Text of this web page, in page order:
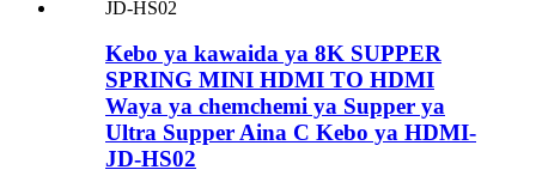
Kebo ya kawaida ya 8K SUPPER
SPRING MINI HDMI TO HDMI
Waya ya chemchemi ya Supper ya
Ultra Supper Aina C Kebo ya HDMI-
JD-HS02